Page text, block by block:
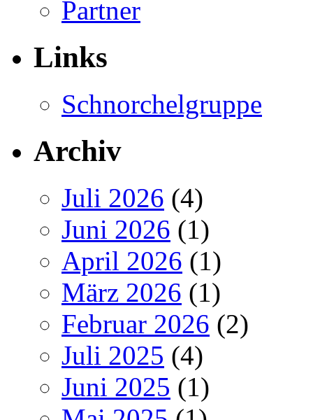
Partner
Links
Schnorchelgruppe
Archiv
Juli 2026 (4)
Juni 2026 (1)
April 2026 (1)
März 2026 (1)
Februar 2026 (2)
Juli 2025 (4)
Juni 2025 (1)